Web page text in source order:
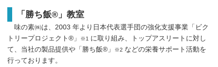
「勝ち飯®」教室
味の素㈱は、2003 年より日本代表選手団の強化支援事業「ビク
トリープロジェクト®」
※1 に取り組み、トップアスリートに対し
て、当社の製品提供や「勝ち飯®」
※2 などの栄養サポート活動を
行っております。